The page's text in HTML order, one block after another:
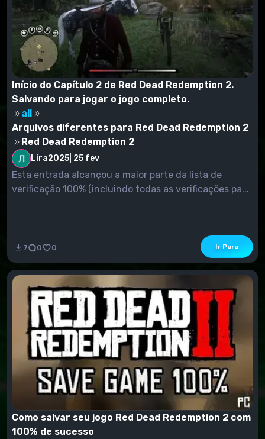
Início do Capítulo 2 de Red Dead Redemption 2.
Salvando para jogar o jogo completo.
all
Arquivos diferentes para Red Dead Redemption 2
Red Dead Redemption 2
Lira2025 25 fev
Esta entrada alcançou a maior parte da lista de
verificação 100% (incluindo todas as verificações pa...
7 0 0 Ir Para
Como salvar seu jogo Red Dead Redemption 2 com
100% de sucesso